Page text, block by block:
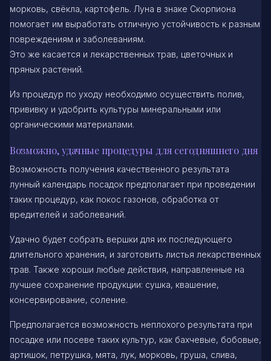
морковь, свёкла, картофель. Луна в знаке Скорпиона
помогает им выработать отличную устойчивость к разным
повреждениям и заболеваниям.
Это же касается и лекарственных трав, цветочных и
пряных растений.
Из процедур по уходу необходимо осуществить полив,
прививку и удобрить культуры минеральными или
органическими материалами.
Возможно, удачные процедуры для сегодняшнего дня
Возможность получения качественного результата
лунный календарь посадок предполагает при проведении
таких процедур, как покос газонов, обработка от
вредителей и заболеваний.
Удачно будет собрать вершки для их последующего
длительного хранения, и заготовить листья лекарственных
трав. Также хороши любые действия, направленные на
лучшее сохранение продукции: сушка, квашение,
консервирование, соление.
Предполагается возможность неплохого результата при
посадке или посеве таких культур, как бахчевые, бобовые,
артишок, петрушка, мята, лук, морковь, груша, слива,